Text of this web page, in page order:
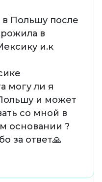
в Польшу после
в
и.к
могу ли я
и может
со мной в
основании ?
за ответ🙏